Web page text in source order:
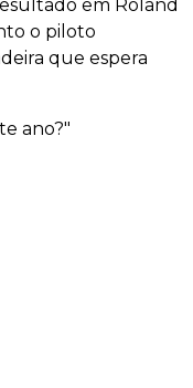
em Roland
o piloto
que espera
ano?"